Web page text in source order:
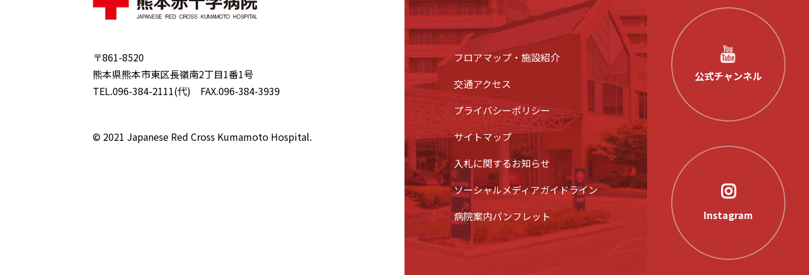
〒861-8520
熊本県熊本市東区長嶺南2丁目1番1号
TEL.096-384-2111(代) FAX.096-384-3939
© 2021 Japanese Red Cross Kumamoto Hospital.
フロアマップ・施設紹介
交通アクセス
プライバシーポリシー
サイトマップ
入札に関するお知らせ
ソーシャルメディアガイドライン
病院案内パンフレット
公式チャンネル
Instagram